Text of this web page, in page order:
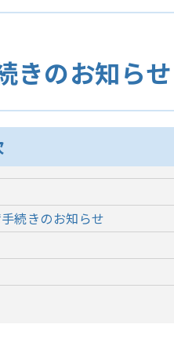
きのお知らせ
続きのお知らせ